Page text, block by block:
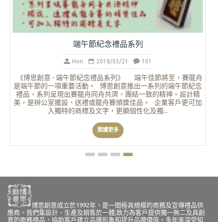
端午節紀念禮品系列
Hon 2018/03/21 101
《博思創意 - 端午節紀念禮品系列》 端午佳節將至，賽龍舟
是端午節的一項重要活動。 博思創意推出一系列的端午節紀念
禮品，系列呈現出賽龍舟同舟共濟，團結一致的精神。設計精
美，是辨公室擺設、送禮或龍舟賽頒獎佳品。 企業客戶更可加
入獨特的商標及文字，更顯個性化及獨...
閱讀更多
博思創意成立於1992年，是一間極具規模的商務及宣傳禮品供
應商。我們集設計、生產及銷售於一體,致力為客戶提供獨一無二及具創
意的商務禮品，協助客戶建立品牌形象和提升品牌價值。多年來深受知